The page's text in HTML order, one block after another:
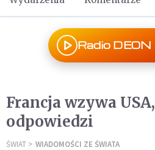
Radio
Francja wzywa
odpowiedzi
ŚWIAT WIADOMOŚCI ZE ŚWIATA